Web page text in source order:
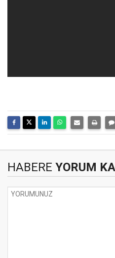
HABERE YORUM